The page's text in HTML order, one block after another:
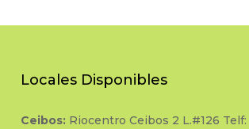
Locales Disponibles
Ceibos: Riocentro Ceibos 2 L.#126 Telf: